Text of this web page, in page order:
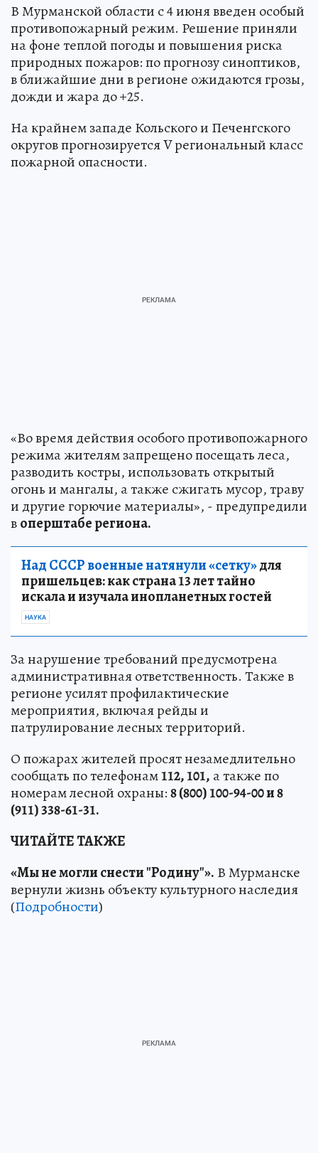
В Мурманской области с 4 июня введен особый
противопожарный режим. Решение приняли
на фоне теплой погоды и повышения риска
природных пожаров: по прогнозу синоптиков,
в ближайшие дни в регионе ожидаются грозы,
дожди и жара до +25.
На крайнем западе Кольского и Печенгского
округов прогнозируется V региональный класс
пожарной опасности.
«Во время действия особого противопожарного
режима жителям запрещено посещать леса,
разводить костры, использовать открытый
огонь и мангалы, а также сжигать мусор, траву
и другие горючие материалы», - предупредили
воперштабе региона.
Над СССР военные натянули «сетку»для
пришельцев: как страна 13 лет тайно
искала и изучала инопланетных гостей
НАУКА
За нарушение требований предусмотрена
административная ответственность. Также в
регионе усилят профилактические
мероприятия, включая рейды и
патрулирование лесных территорий.
О пожарах жителей просят незамедлительно
сообщать по телефонам112, 101, а также по
номерам лесной охраны:8 (800) 100-94-00 и 8
(911) 338-61-31.
ЧИТАЙТЕ ТАКЖЕ
«Мы не могли снести "Родину"». В Мурманске
вернули жизнь объекту культурного наследия
(Подробности)